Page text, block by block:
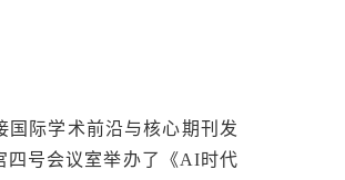
国际学术前沿与核心期刊发
四号会议室举办了《AI时代